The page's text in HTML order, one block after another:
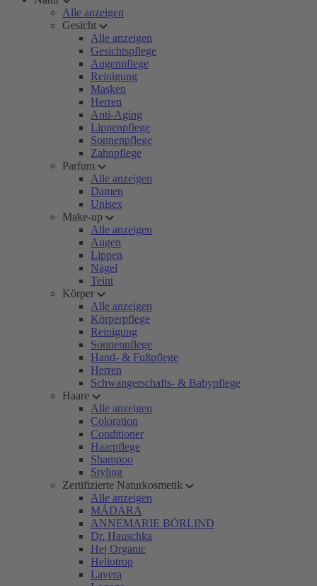
Alle anzeigen
Gesicht
Alle anzeigen
Gesichtspflege
Augenpflege
Reinigung
Masken
Herren
Anti-Aging
Lippenpflege
Sonnenpflege
Zahnpflege
Parfum
Alle anzeigen
Damen
Unisex
Make-up
Alle anzeigen
Augen
Lippen
Nägel
Teint
Körper
Alle anzeigen
Körperpflege
Reinigung
Sonnenpflege
Hand- & Fußpflege
Herren
Schwangerschafts- & Babypflege
Haare
Alle anzeigen
Coloration
Conditioner
Haarpflege
Shampoo
Styling
Zertifizierte Naturkosmetik
Alle anzeigen
MÁDARA
ANNEMARIE BÖRLIND
Dr. Hauschka
Hej Organic
Heliotrop
Lavera